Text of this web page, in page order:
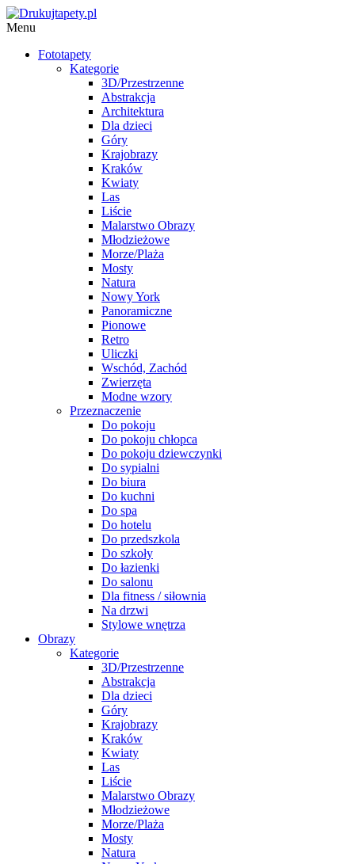
Menu
Fototapety
Kategorie
3D/Przestrzenne
Abstrakcja
Architektura
Dla dzieci
Góry
Krajobrazy
Kraków
Kwiaty
Las
Liście
Malarstwo Obrazy
Młodzieżowe
Morze/Plaża
Mosty
Natura
Nowy York
Panoramiczne
Pionowe
Retro
Uliczki
Wschód, Zachód
Zwierzęta
Modne wzory
Przeznaczenie
Do pokoju
Do pokoju chłopca
Do pokoju dziewczynki
Do sypialni
Do biura
Do kuchni
Do spa
Do hotelu
Do przedszkola
Do szkoły
Do łazienki
Do salonu
Dla fitness / siłownia
Na drzwi
Stylowe wnętrza
Obrazy
Kategorie
3D/Przestrzenne
Abstrakcja
Dla dzieci
Góry
Krajobrazy
Kraków
Kwiaty
Las
Liście
Malarstwo Obrazy
Młodzieżowe
Morze/Plaża
Mosty
Natura